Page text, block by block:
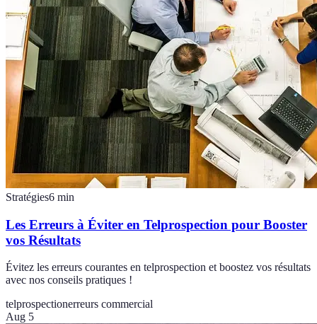
Stratégies6 min
Les Erreurs à Éviter en Telprospection pour Booster
vos Résultats
Évitez les erreurs courantes en telprospection et boostez vos résultats
avec nos conseils pratiques !
telprospectionerreurs commercial
Aug 5